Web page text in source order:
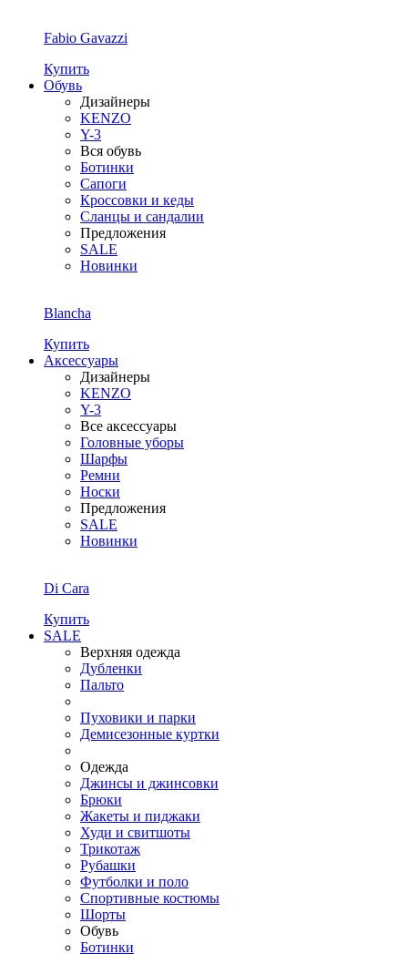
Fabio Gavazzi
Купить
Обувь
Дизайнеры
KENZO
Y-3
Вся обувь
Ботинки
Сапоги
Кроссовки и кеды
Сланцы и сандалии
Предложения
SALE
Новинки
Blancha
Купить
Аксессуары
Дизайнеры
KENZO
Y-3
Все аксессуары
Головные уборы
Шарфы
Ремни
Носки
Предложения
SALE
Новинки
Di Cara
Купить
SALE
Верхняя одежда
Дубленки
Пальто
Пуховики и парки
Демисезонные куртки
Одежда
Джинсы и джинсовки
Брюки
Жакеты и пиджаки
Худи и свитшоты
Трикотаж
Рубашки
Футболки и поло
Спортивные костюмы
Шорты
Обувь
Ботинки